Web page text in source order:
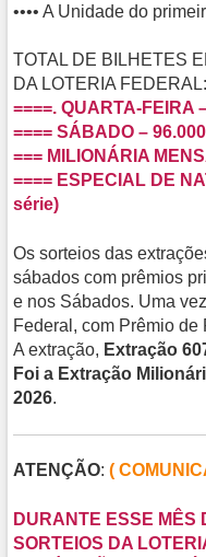
•••• A Unidade do
TOTAL DE BILHETES
DA LOTERIA
====. QUARTA-FEIRA
==== SÁBADO –
=== MILIONÁRIA
==== ESPECIAL DE
série)
Os sorteios das
sábados com prêmios
e nos Sábados. Uma
Federal, com Prêmio de
A extração, Extração
Foi a Extração
2026.
ATENÇÃO:(
DURANTE ESSE MÊS
SORTEIOS DA